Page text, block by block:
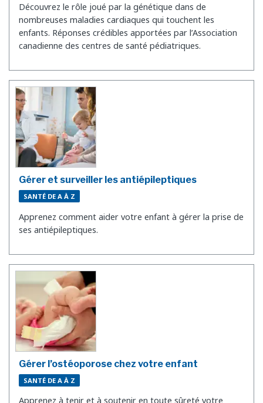
Découvrez le rôle joué par la génétique dans de
nombreuses maladies cardiaques qui touchent les
enfants. Réponses crédibles apportées par l’Association
canadienne des centres de santé pédiatriques.
Gérer et surveiller les antiépileptiques
SANTÉ DE A À Z
Apprenez comment aider votre enfant à gérer la prise de
ses antiépileptiques.
Gérer l’ostéoporose chez votre enfant
SANTÉ DE A À Z
Apprenez à tenir et à soutenir en toute sûreté votre